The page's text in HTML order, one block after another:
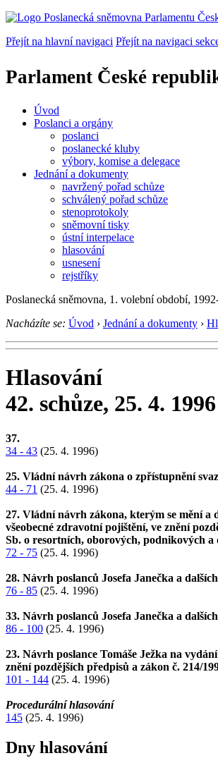
Přejít na hlavní navigaci Přejít na navigaci
Parlament České
Úvod
Poslanci a orgány
poslanci
poslanecké kluby
výbory, komise a delegace
Jednání a dokumenty
navržený pořad schůze
schválený pořad schůze
stenoprotokoly
sněmovní tisky
ústní interpelace
hlasování
usnesení
rejstříky
Poslanecká sněmovna, 1. volební období,
Nacházíte se: Úvod › Jednání a dokumenty ›
Hlasování
42. schůze, 25. 4. 1996
37.
34 - 43 (25. 4. 1996)
25. Vládní návrh zákona o zpřístupnění
44 - 71 (25. 4. 1996)
27. Vládní návrh zákona, kterým se mění a
všeobecné zdravotní pojištění, ve znění
Sb. o resortních, oborových, podnikových
72 - 75 (25. 4. 1996)
28. Návrh poslanců Josefa Janečka a
76 - 85 (25. 4. 1996)
33. Návrh poslanců Josefa Janečka a
86 - 100 (25. 4. 1996)
23. Návrh poslance Tomáše Ježka na
znění pozdějších předpisů a zákon č. 214/
101 - 144 (25. 4. 1996)
Procedurální hlasování
145 (25. 4. 1996)
Dny hlasování